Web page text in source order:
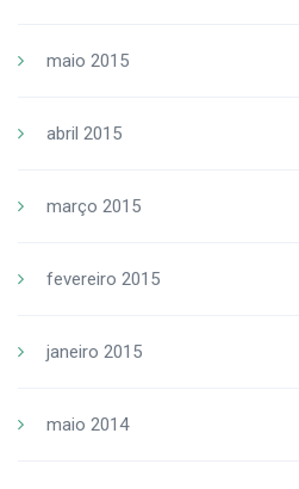
maio 2015
abril 2015
março 2015
fevereiro 2015
janeiro 2015
maio 2014